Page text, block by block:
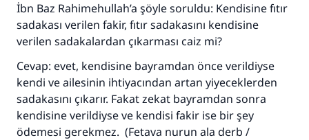
İbn Baz Rahimehullah’a şöyle soruldu: Kendisine fıtır
sadakası verilen fakir, fıtır sadakasını kendisine
verilen sadakalardan çıkarması caiz mi?
Cevap: evet, kendisine bayramdan önce verildiyse
kendi ve ailesinin ihtiyacından artan yiyeceklerden
sadakasını çıkarır. Fakat zekat bayramdan sonra
kendisine verildiyse ve kendisi fakir ise bir şey
ödemesi gerekmez. (Fetava nurun ala derb /
Rasulullah ﷺ şöyle dedi:
Her kim bir hayra yol gösterirse , hayrı yapan
kişinin sevabı kadar ona sevap yazılır.
(MUSLIM 1893)
Şimdi katkı yapın!